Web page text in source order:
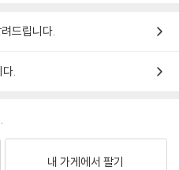
드립니다.
.
내 가게에서 팔기